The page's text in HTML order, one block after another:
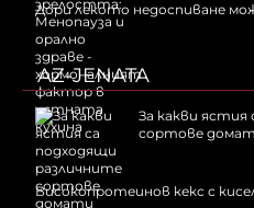
Дори лекото недоспиване
AZ-JENATA
За какви
сортове
Високопротеинов кекс с